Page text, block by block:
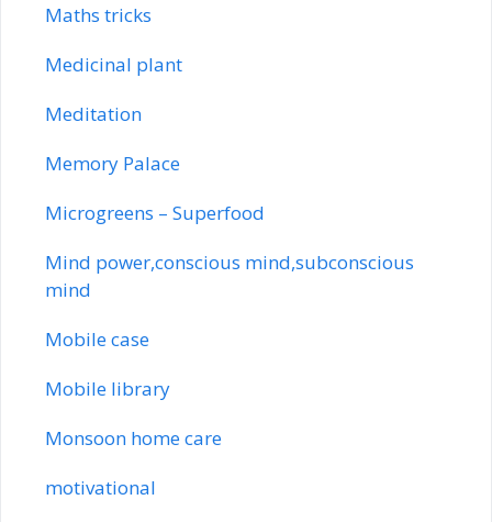
Maths tricks
Medicinal plant
Meditation
Memory Palace
Microgreens – Superfood
Mind power,conscious mind,subconscious
mind
Mobile case
Mobile library
Monsoon home care
motivational